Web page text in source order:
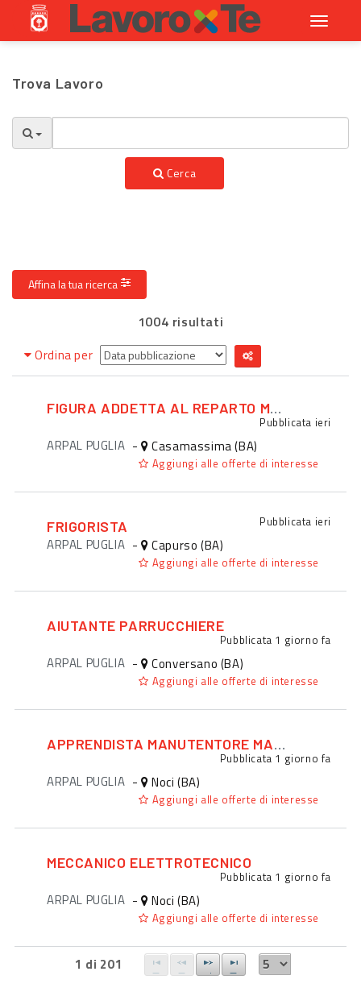
Toggle
Trova Lavoro
Cerca
Affina la tua ricerca
1004 risultati
Ordina per
FIGURA ADDETTA AL REPARTO MACELLERIA
Pubblicata ieri
ARPAL PUGLIA - Casamassima (BA)
Aggiungi alle offerte di interesse
FRIGORISTA Pubblicata ieri
ARPAL PUGLIA - Capurso (BA)
Aggiungi alle offerte di interesse
AIUTANTE PARRUCCHIERE
Pubblicata 1 giorno fa
ARPAL PUGLIA - Conversano (BA)
Aggiungi alle offerte di interesse
APPRENDISTA MANUTENTORE MACCHINARI
Pubblicata 1 giorno fa
ARPAL PUGLIA - Noci (BA)
Aggiungi alle offerte di interesse
MECCANICO ELETTROTECNICO
Pubblicata 1 giorno fa
ARPAL PUGLIA - Noci (BA)
Aggiungi alle offerte di interesse
1 di 201